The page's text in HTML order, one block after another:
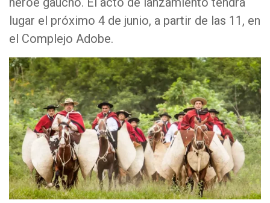
lugar el próximo 4 de junio, a partir de las 11, en
el Complejo Adobe.